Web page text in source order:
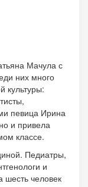
Мачула с
них много
культуры:
певица Ирина
и привела
классе.
Педиатры,
и
шесть человек